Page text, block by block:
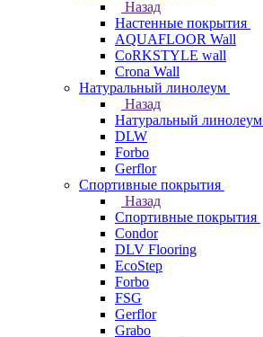
Назад
Настенные покрытия
AQUAFLOOR Wall
CoRKSTYLE wall
Crona Wall
Натуральный линолеум
Назад
Натуральный линолеум
DLW
Forbo
Gerflor
Спортивные покрытия
Назад
Спортивные покрытия
Condor
DLV Flooring
EcoStep
Forbo
FSG
Gerflor
Grabo